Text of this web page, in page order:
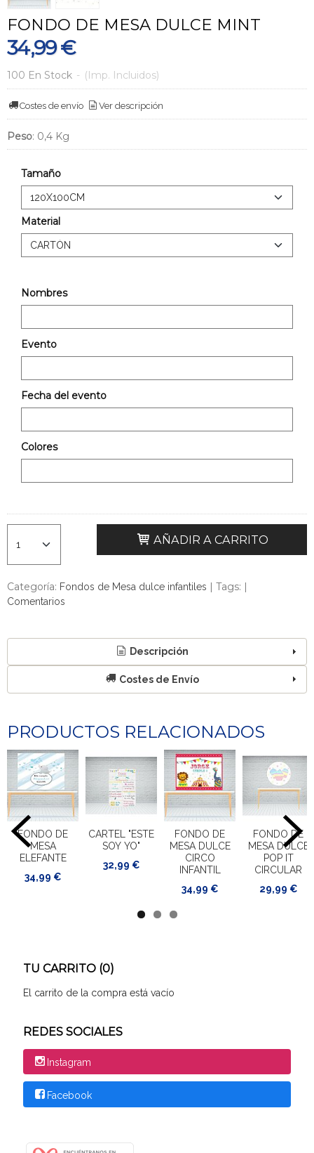
TU CARRITO (0)
El carrito de la compra está vacío
REDES SOCIALES
Instagram
Facebook
FONDO DE MESA DULCE MINT
34,99 €
100 En Stock - (Imp. Incluidos)
Costes de envío Ver descripción
Peso: 0,4 Kg
Tamaño
Material
Nombres
Evento
Fecha del evento
Colores
AÑADIR A CARRITO
Categoría: Fondos de Mesa dulce infantiles | Tags: |
Comentarios
Descripción
Costes de Envío
PRODUCTOS RELACIONADOS
FONDO DE
MESA
ELEFANTE
34,99 €
CARTEL "ESTE
SOY YO"
32,99 €
FONDO DE
MESA DULCE
CIRCO
INFANTIL
34,99 €
FONDO DE
MESA DULCE
POP IT
CIRCULAR
29,99 €